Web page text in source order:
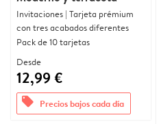
Invitaciones | Tarjeta prémium
con tres acabados diferentes
Pack de 10 tarjetas
Desde
12,99 €
offers Precios bajos cada día